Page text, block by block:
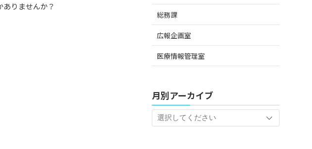
りませんか？
総務課
広報企画室
医療情報管理室
月別アーカイブ